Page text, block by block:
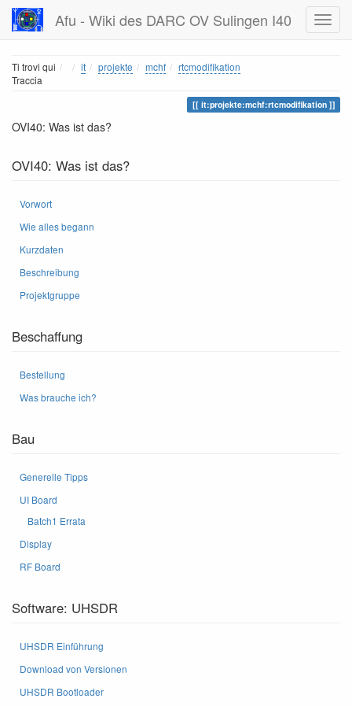
Afu - Wiki des DARC OV Sulingen I40
Ti trovi qui Home
it projekte mchf
rtcmodifikation
Traccia
it:projekte:mchf:rtcmodifikation
OVI40: Was ist das?
OVI40: Was ist das?
Vorwort
Wie alles begann
Kurzdaten
Beschreibung
Projektgruppe
Beschaffung
Bestellung
Was brauche ich?
Bau
Generelle Tipps
UI Board
Batch1 Errata
Display
RF Board
Software: UHSDR
UHSDR Einführung
Download von Versionen
UHSDR Bootloader